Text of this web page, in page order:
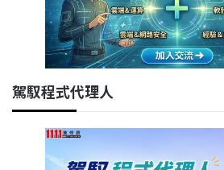
駕馭程式代理人